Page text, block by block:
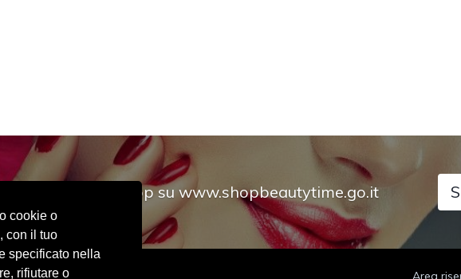
cookie o
con il tuo
specificato nella
rifiutare o
Visita il nostro Shop su www.shopbeautytime.go.it
Area